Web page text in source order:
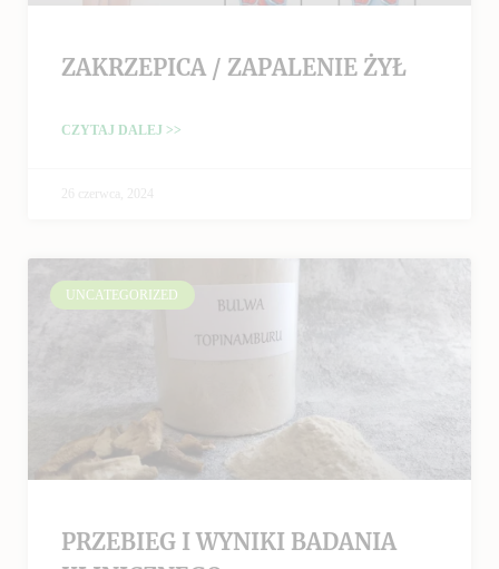
ZAKRZEPICA / ZAPALENIE ŻYŁ
CZYTAJ DALEJ >>
26 czerwca, 2024
UNCATEGORIZED
PRZEBIEG I WYNIKI BADANIA